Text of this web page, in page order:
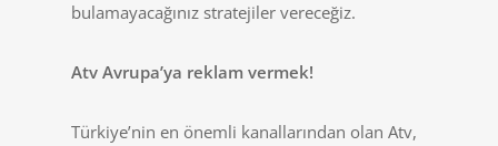
bulamayacağınız stratejiler vereceğiz.
Atv Avrupa’ya reklam vermek!
Türkiye’nin en önemli kanallarından olan Atv,